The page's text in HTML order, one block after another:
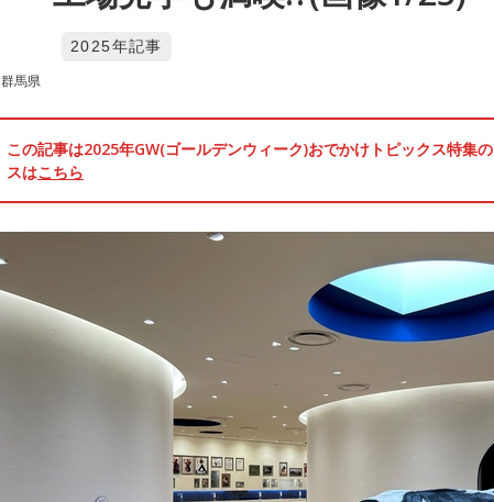
2025年記事
群馬県
この記事は2025年GW(ゴールデンウィーク)おでかけトピックス特集
スはこちら